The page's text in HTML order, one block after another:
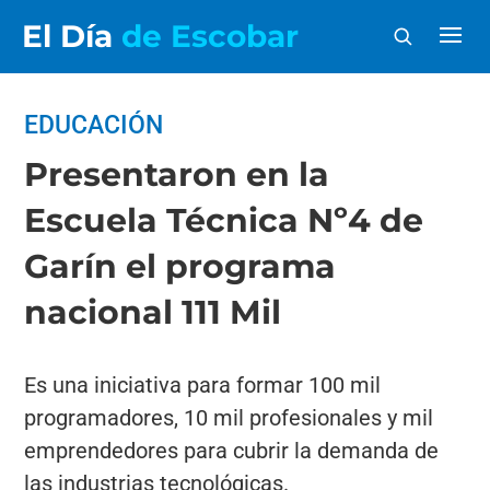
El Día de Escobar
EDUCACIÓN
Presentaron en la
Escuela Técnica Nº4 de
Garín el programa
nacional 111 Mil
Es una iniciativa para formar 100 mil
programadores, 10 mil profesionales y mil
emprendedores para cubrir la demanda de
las industrias tecnológicas.